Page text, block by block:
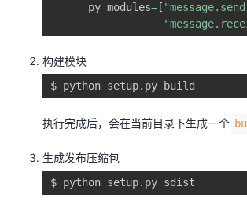
      py_modules
= [
构建模块
$ python setup. py build
执行完成后，会在当前目录下生成一个
生成发布压缩包
$ python setup. py sdist